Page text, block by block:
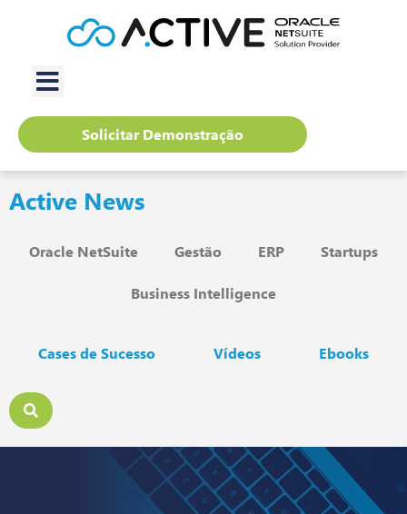
Solicitar Demonstração
Active News
Oracle NetSuite Gestão ERP Startups
Business Intelligence
Cases de Sucesso Vídeos Ebooks